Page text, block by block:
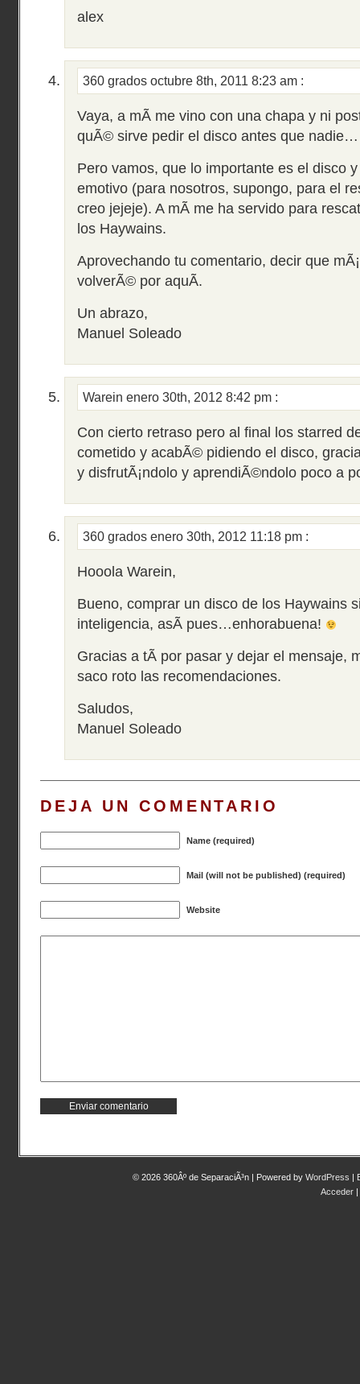
alex
360 grados octubre 8th, 2011 8:23 am :
Vaya, a mÃ­ me vino con una chapa y ni
quÃ© sirve pedir el disco antes que nadie…
Pero vamos, que lo importante es el disco
emotivo (para nosotros, supongo, para el
creo jejeje). A mÃ­ me ha servido para
los Haywains.
Aprovechando tu comentario, decir que
volverÃ© por aquÃ­.
Un abrazo,
Manuel Soleado
Warein enero 30th, 2012 8:42 pm :
Con cierto retraso pero al final los starred
cometido y acabÃ© pidiendo el disco,
y disfrutÃ¡ndolo y aprendiÃ©ndolo poco a
360 grados enero 30th, 2012 11:18 pm :
Hooola Warein,
Bueno, comprar un disco de los Haywains
inteligencia, asÃ­ pues…enhorabuena!
Gracias a tÃ­ por pasar y dejar el mensaje,
saco roto las recomendaciones.
Saludos,
Manuel Soleado
DEJA UN COMENTARIO
Name (required)
Mail (will not be published) (required)
Website
© 2026 360Âº de SeparaciÃ³n | Powered by WordPress |
Acceder